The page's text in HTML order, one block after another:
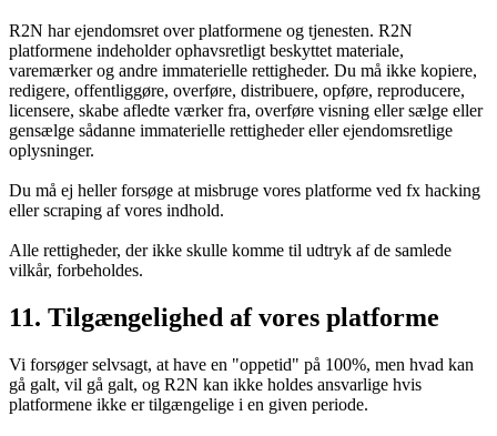
R2N har ejendomsret over platformene og tjenesten. R2N
platformene indeholder ophavsretligt beskyttet materiale,
varemærker og andre immaterielle rettigheder. Du må ikke kopiere,
redigere, offentliggøre, overføre, distribuere, opføre, reproducere,
licensere, skabe afledte værker fra, overføre visning eller sælge eller
gensælge sådanne immaterielle rettigheder eller ejendomsretlige
oplysninger.
Du må ej heller forsøge at misbruge vores platforme ved fx hacking
eller scraping af vores indhold.
Alle rettigheder, der ikke skulle komme til udtryk af de samlede
vilkår, forbeholdes.
11. Tilgængelighed af vores platforme
Vi forsøger selvsagt, at have en "oppetid" på 100%, men hvad kan
gå galt, vil gå galt, og R2N kan ikke holdes ansvarlige hvis
platformene ikke er tilgængelige i en given periode.